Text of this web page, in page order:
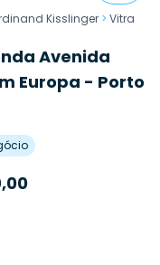
Kisslinger > Vitra
Avenida
Europa - Porto